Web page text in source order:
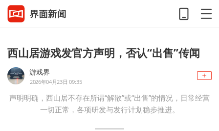
西山居游戏发官方声明，否认“出售”传闻
游戏界
2026年04月23日 09:35
声明明确，西山居不存在所谓“解散”或“出售”的情况，日常经营
一切正常，各项研发与发行计划稳步推进。